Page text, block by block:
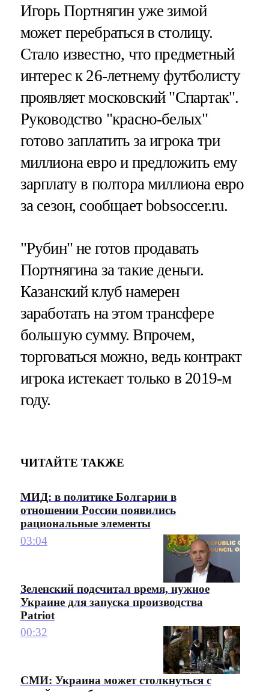
Игорь Портнягин уже зимой
может перебраться в столицу.
Стало известно, что предметный
интерес к 26-летнему футболисту
проявляет московский "Спартак".
Руководство "красно-белых"
готово заплатить за игрока три
миллиона евро и предложить ему
зарплату в полтора миллиона евро
за сезон, сообщает bobsoccer.ru.
"Рубин" не готов продавать
Портнягина за такие деньги.
Казанский клуб намерен
заработать на этом трансфере
большую сумму. Впрочем,
торговаться можно, ведь контракт
игрока истекает только в 2019-м
году.
ЧИТАЙТЕ ТАКЖЕ
МИД: в политике Болгарии в
отношении России появились
рациональные элементы
03:04
Зеленский подсчитал время, нужное
Украине для запуска производства
Patriot
00:32
СМИ: Украина может столкнуться с